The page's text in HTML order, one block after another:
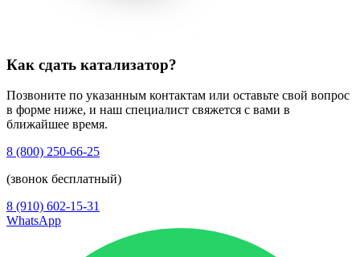
Как сдать катализатор?
Позвоните по указанным контактам или оставьте свой вопрос
в форме ниже, и наш специалист свяжется с вами в
ближайшее время.
8 (800) 250-66-25
(звонок бесплатный)
8 (910) 602-15-31
WhatsApp